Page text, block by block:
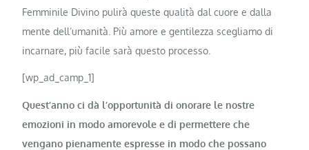
Femminile Divino pulirà queste qualità dal cuore e dalla
mente dell’umanità. Più amore e gentilezza scegliamo di
incarnare, più facile sarà questo processo.
[wp_ad_camp_1]
Quest’anno ci dà l’opportunità di onorare le nostre
emozioni in modo amorevole e di permettere che
vengano pienamente espresse in modo che possano